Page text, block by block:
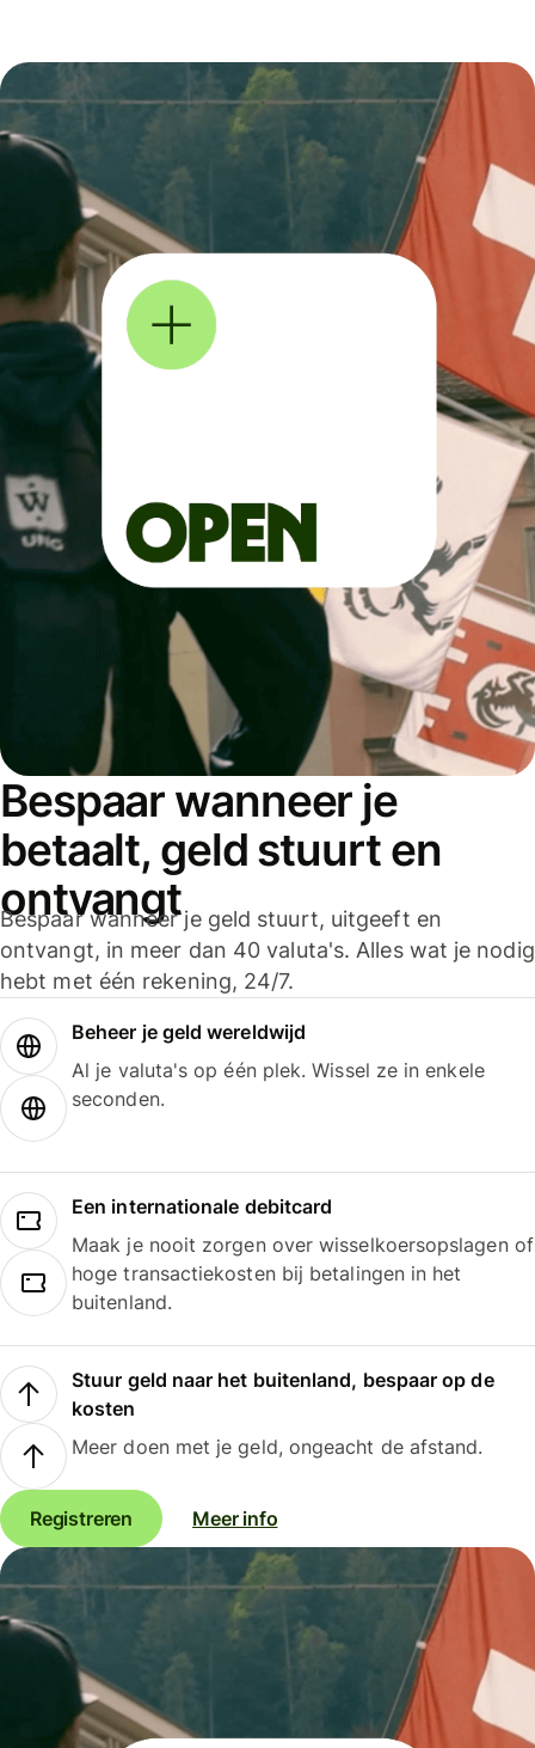
Bespaar wanneer je
betaalt, geld stuurt en
ontvangt
Bespaar wanneer je geld stuurt, uitgeeft en
ontvangt, in meer dan 40 valuta's. Alles wat je nodig
hebt met één rekening, 24/7.
Beheer je geld wereldwijd
Al je valuta's op één plek. Wissel ze in enkele
seconden.
Een internationale debitcard
Maak je nooit zorgen over wisselkoersopslagen of
hoge transactiekosten bij betalingen in het
buitenland.
Stuur geld naar het buitenland, bespaar op de
kosten
Meer doen met je geld, ongeacht de afstand.
Registreren Meer info